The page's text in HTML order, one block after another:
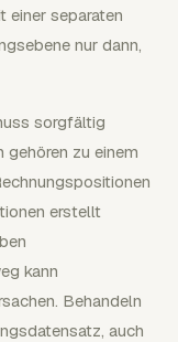
einer separaten
nur dann,
sorgfältig
zu einem
erstellt
kann
Behandeln
auch